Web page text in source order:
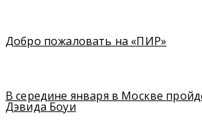
Добро пожаловать на «ПИР»
В середине января в Москве
Дэвида Боуи